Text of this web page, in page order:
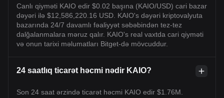
Canlı qiyməti KAIO edir $0.02 başına (KAIO/USD) cari bazar
dəyəri ilə $12,586,220.16 USD. KAIO's dəyəri kriptovalyuta
bazarında 24/7 davamlı fəaliyyət səbəbindən tez-tez
dalğalanmalara məruz qalır. KAIO's real vaxtda cari qiyməti
və onun tarixi məlumatları Bitget-də mövcuddur.
24 saatlıq ticarət həcmi nədir KAIO?
Son 24 saat ərzində ticarət həcmi KAIO edir $1.76M.